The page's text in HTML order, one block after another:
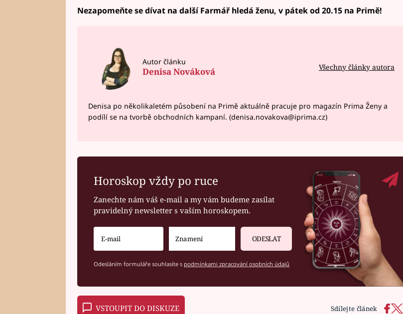
Nezapomeňte se dívat na další Farmář hledá ženu, v pátek od 20.15 na Primě!
Autor článku
Denisa Nováková Všechny články autora
Denisa po několikaletém působení na Primě aktuálně pracuje pro magazín Prima Ženy a
podílí se na tvorbě obchodních kampaní. (denisa.novakova@iprima.cz)
Horoskop vždy po ruce
Zanechte nám váš e-mail a my vám budeme zasílat
pravidelný newsletter s vaším horoskopem.
ODESLAT
Odesláním formuláře souhlasíte s podmínkami zpracování osobních údajů
VSTOUPIT DO DISKUZE Sdílejte článek